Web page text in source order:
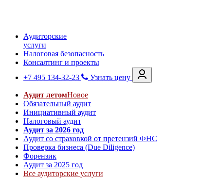
Аудиторские
услуги
Налоговая безопасность
Консалтинг и проекты
+7 495 134-32-23
Узнать цену
Аудит летомНовое
Обязательный аудит
Инициативный аудит
Налоговый аудит
Аудит за 2026 год
Аудит со страховкой от претензий ФНС
Проверка бизнеса (Due Diligence)
Форензик
Аудит за 2025 год
Все аудиторские услуги